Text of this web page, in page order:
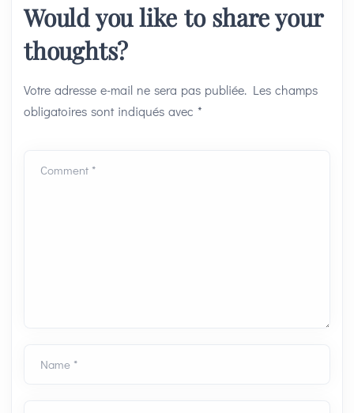
Would you like to share your
thoughts?
Votre adresse e-mail ne sera pas publiée. Les champs
obligatoires sont indiqués avec *
Comment *
Name *